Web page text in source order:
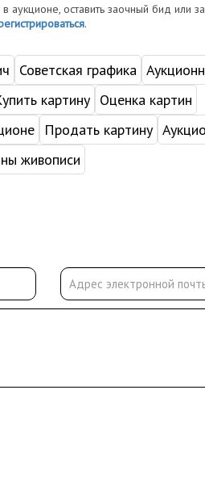
аукционе, оставить заочный бид или
.
Советская графика
картину Оценка картин
Продать картину
живописи